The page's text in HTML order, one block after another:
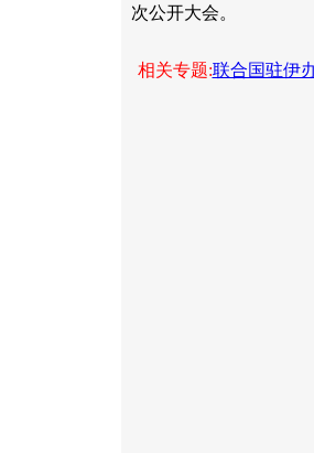
次公开大会。
相关专题:联合国驻伊